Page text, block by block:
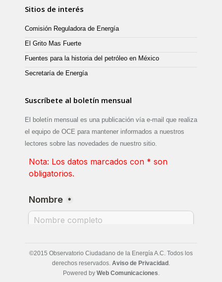
Sitios de interés
Comisión Reguladora de Energía
El Grito Mas Fuerte
Fuentes para la historia del petróleo en México
Secretaría de Energía
Suscríbete al boletín mensual
El boletín mensual es una publicación vía e-mail que realiza
el equipo de OCE para mantener informados a nuestros
lectores sobre las novedades de nuestro sitio.
©2015 Observatorio Ciudadano de la Energía A.C. Todos los
derechos reservados. Aviso de Privacidad
Powered by Web Comunicaciones